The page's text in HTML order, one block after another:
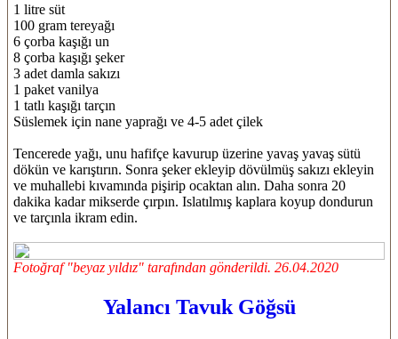
1 litre süt
100 gram tereyağı
6 çorba kaşığı un
8 çorba kaşığı şeker
3 adet damla sakızı
1 paket vanilya
1 tatlı kaşığı tarçın
Süslemek için nane yaprağı ve 4-5 adet çilek
Tencerede yağı, unu hafifçe kavurup üzerine yavaş yavaş sütü
dökün ve karıştırın. Sonra şeker ekleyip dövülmüş sakızı ekleyin
ve muhallebi kıvamında pişirip ocaktan alın. Daha sonra 20
dakika kadar mikserde çırpın. Islatılmış kaplara koyup dondurun
ve tarçınla ikram edin.
Fotoğraf "beyaz yıldız" tarafından gönderildi. 26.04.2020
Yalancı Tavuk Göğsü